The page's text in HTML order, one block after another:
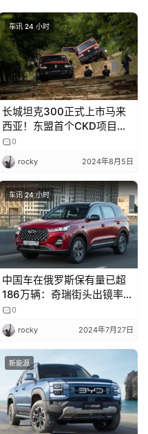
车讯 24 小时
长城坦克300正式上市马来
西亚！东盟首个CKD项目即
将开启
0
rocky 2024年8月5日
车讯 24 小时
中国车在俄罗斯保有量已超
186万辆：奇瑞街头出镜率最
高0
rocky 2024年7月27日
新能源